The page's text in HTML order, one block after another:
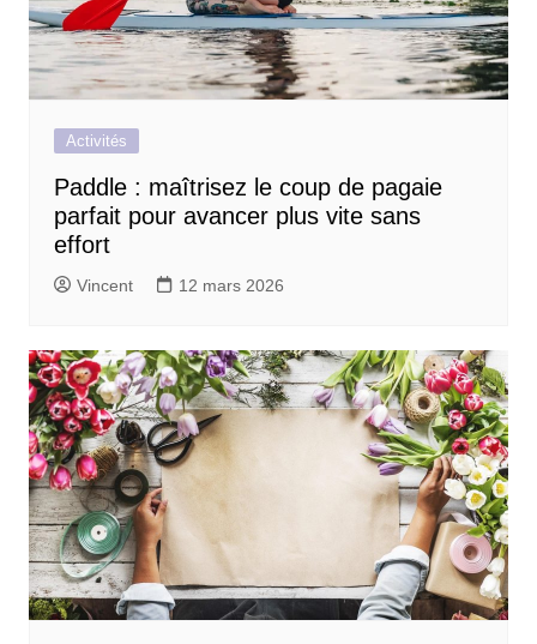
Activités
Paddle : maîtrisez le coup de pagaie
parfait pour avancer plus vite sans
effort
Vincent 12 mars 2026